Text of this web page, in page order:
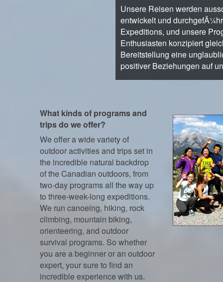
Unsere Reisen werden
entwickelt und
Expeditions, und unsere
Enthusiasten konzipiert
Bereitstellung eine
positiver Beziehungen auf
What kinds of programs and
trips do we offer?
We offer a wide variety of
outdoor activities and trips set in
the incredible natural backdrop
of the Canadian outdoors, from
two-day programs all the way up
to three-week-long expeditions.
We run canoeing, hiking, rock
climbing, mountain biking,
orienteering, and outdoor
survival programs. So whether
you are a beginner or an outdoor
expert, your sure to find an
incredible experience with us.